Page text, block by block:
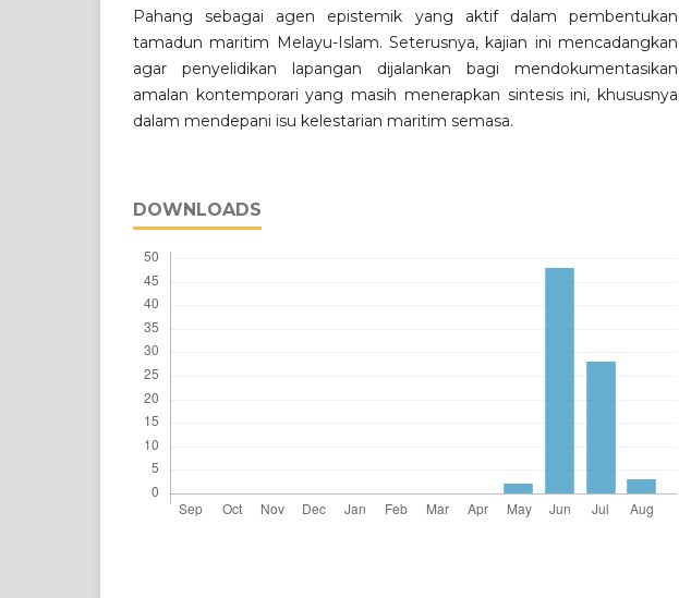
Pahang sebagai agen epistemik yang aktif dalam pembentukan
tamadun maritim Melayu-Islam. Seterusnya, kajian ini mencadangkan
agar penyelidikan lapangan dijalankan bagi mendokumentasikan
amalan kontemporari yang masih menerapkan sintesis ini, khususnya
dalam mendepani isu kelestarian maritim semasa.
DOWNLOADS